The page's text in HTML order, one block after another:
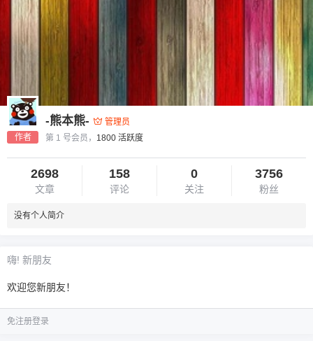
作者
-熊本熊-
管理员
第 1 号会员， 1800 活跃度
2698
文章
158
评论
0
关注
3756
粉丝
没有个人简介
嗨! 新朋友
欢迎您新朋友！
免注册登录